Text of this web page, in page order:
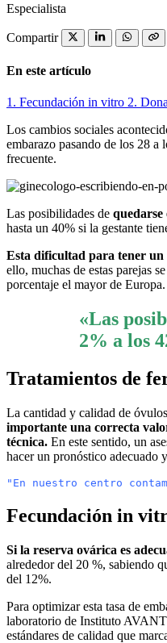
Especialista
Compartir
En este artículo
1. Fecundación in vitro 2.
Los cambios sociales
embarazo pasando de los 28 a
frecuente.
Las posibilidades de quedarse
hasta un 40% si la gestante
Esta dificultad para tener un
ello, muchas de estas parejas
porcentaje el mayor de
«Las
2% a los
Tratamientos de
La cantidad y calidad de
importante una correcta
técnica. En este sentido, un
hacer un pronóstico adecuado
"En nuestro centro
Fecundación in
Si la reserva ovárica es
alrededor del 20 %, sabiendo
del 12%.
Para optimizar esta tasa de
laboratorio de Instituto
estándares de calidad que